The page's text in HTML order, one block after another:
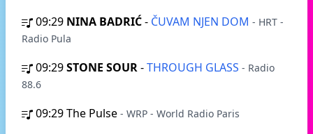
09:29 NINA BADRIĆ- ČUVAM NJEN DOM - HRT -
Radio Pula
09:29STONE SOUR-THROUGH GLASS - Radio
88.6
09:29The Pulse - WRP - World Radio Paris